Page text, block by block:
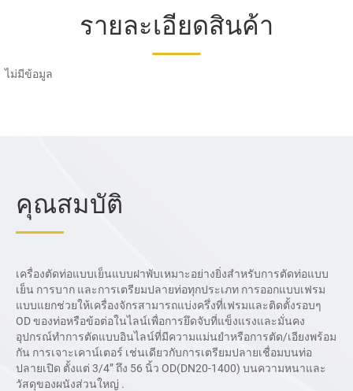
รายละเอียดสินค้า
ไม่มีข้อมูล
คุณสมบัติ
เครื่องตัดท่อแบบเย็นแบบฝาพับเหมาะอย่างยิ่งสำหรับการตัดท่อแบบ
เย็น การบาก และการเตรียมปลายท่อทุกประเภท การออกแบบเฟรม
แบบแยกช่วยให้เครื่องจักรสามารถแบ่งครึ่งที่เฟรมและติดตั้งรอบๆ
OD ของท่อหรือข้อต่อในไลน์เพื่อการยึดจับที่แข็งแรงและมั่นคง
อุปกรณ์ทำการตัดแบบอินไลน์ที่มีความแม่นยำหรือการตัด/เอียงพร้อม
กัน การเจาะเคาน์เตอร์ เช่นเดียวกับการเตรียมปลายเชื่อมบนท่อ
ปลายเปิด ตั้งแต่ 3/4” ถึง 56 นิ้ว OD(DN20-1400) บนความหนาและ
วัสดุของผนังส่วนใหญ่ .